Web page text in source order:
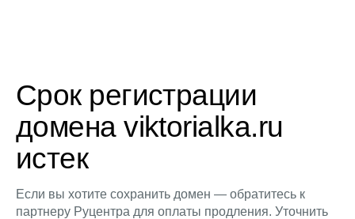
Срок регистрации
домена viktorialka.ru
истек
Если вы хотите сохранить домен — обратитесь к
партнеру Руцентра для оплаты продления. Уточнить